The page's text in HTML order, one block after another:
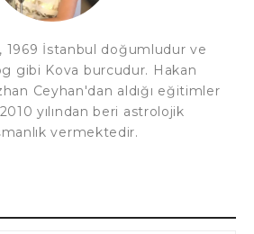
1969 İstanbul doğumludur ve
gibi Kova burcudur. Hakan
Ceyhan'dan aldığı eğitimler
yılından beri astrolojik
vermektedir.